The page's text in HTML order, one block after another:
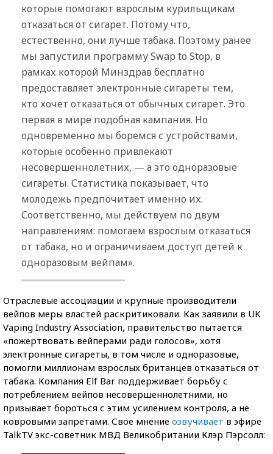
которые помогают взрослым курильщикам
отказаться от сигарет. Потому что,
естественно, они лучше табака. Поэтому ранее
мы запустили программу Swap to Stop, в
рамках которой Минздрав бесплатно
предоставляет электронные сигареты тем,
кто хочет отказаться от обычных сигарет. Это
первая в мире подобная кампания. Но
одновременно мы боремся с устройствами,
которые особенно привлекают
несовершеннолетних, — а это одноразовые
сигареты. Статистика показывает, что
молодежь предпочитает именно их.
Соответственно, мы действуем по двум
направлениям: помогаем взрослым отказаться
от табака, но и ограничиваем доступ детей к
одноразовым вейпам».
Отраслевые ассоциации и крупные производители
вейпов меры властей раскритиковали. Как заявили в UK
Vaping Industry Association, правительство пытается
«пожертвовать вейперами ради голосов», хотя
электронные сигареты, в том числе и одноразовые,
помогли миллионам взрослых британцев отказаться от
табака. Компания Elf Bar поддерживает борьбу с
потреблением вейпов несовершеннолетними, но
призывает бороться с этим усилением контроля, а не
ковровыми запретами. Свое мнение озвучивает в эфире
TalkTV экс-советник МВД Великобритании Клэр Пэрсолл: